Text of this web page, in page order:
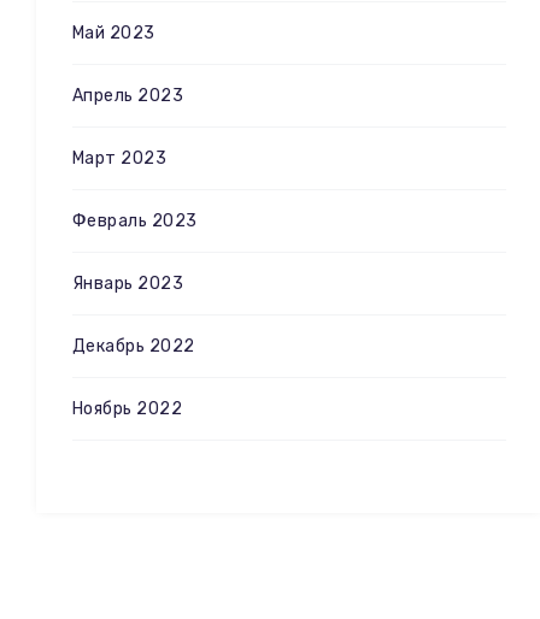
Май 2023
Апрель 2023
Март 2023
Февраль 2023
Январь 2023
Декабрь 2022
Ноябрь 2022